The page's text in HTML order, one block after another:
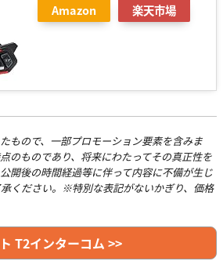
Amazon 楽天市場
もので、一部プロモーション要素を含みま
のものであり、将来にわたってその真正性を
開後の時間経過等に伴って内容に不備が生じ
ください。※特別な表記がないかぎり、価格
T2インターコム >>